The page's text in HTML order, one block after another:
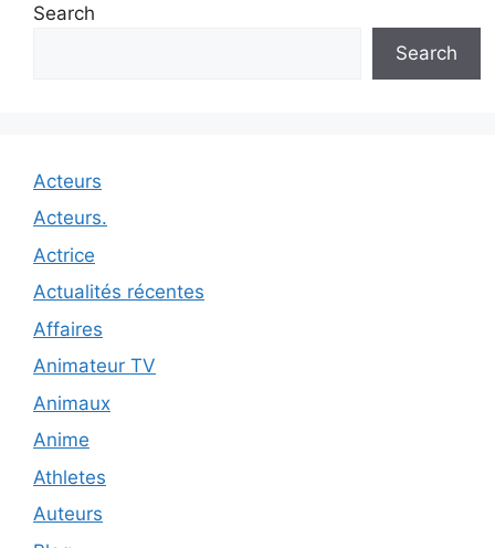
Search
Search
Acteurs
Acteurs.
Actrice
Actualités récentes
Affaires
Animateur TV
Animaux
Anime
Athletes
Auteurs